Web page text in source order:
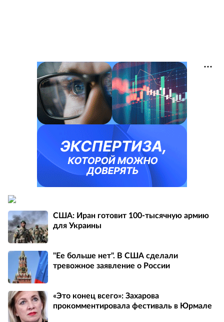
США: Иран готовит 100-тысячную армию
для Украины
"Ее больше нет". В США сделали
тревожное заявление о России
«Это конец всего»: Захарова
прокомментировала фестиваль в Юрмале